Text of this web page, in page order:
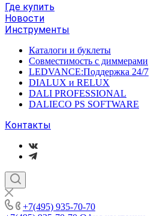
Где купить
Новости
Инструменты
Каталоги и буклеты
Совместимость с диммерами
LEDVANCE:Поддержка 24/7
DIALUX и RELUX
DALI PROFESSIONAL
DALIECO PS SOFTWARE
Контакты
+7(495) 935-70-70